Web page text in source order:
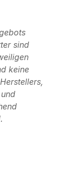
sind
keine